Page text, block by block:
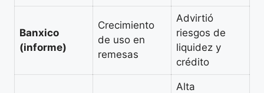
Banxico
(informe)
Crecimiento
de uso en
remesas
Advirtió
riesgos de
liquidez y
crédito
Alta